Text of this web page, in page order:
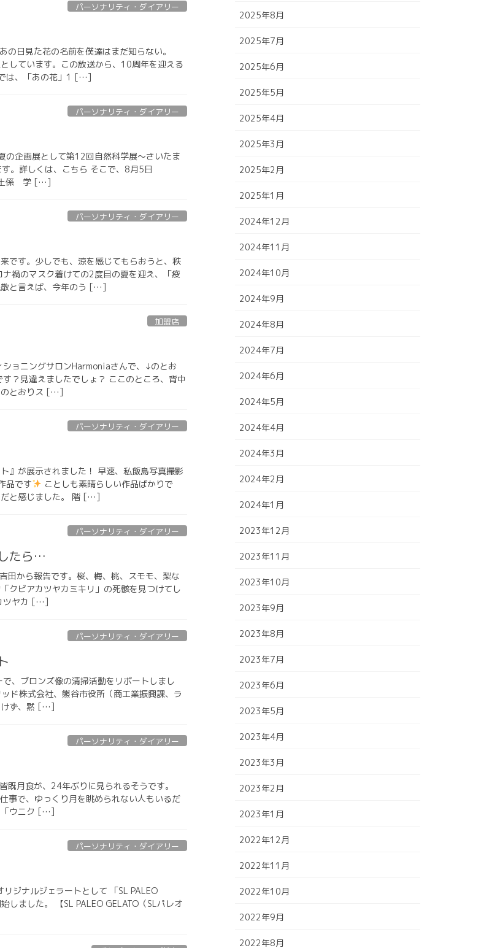
パーソナリティ・ダイアリー
日見た花の名前を僕達はまだ知らない。
しています。この放送から、10周年を迎える
は、「あの花」1 […]
パーソナリティ・ダイアリー
の企画展として第12回自然科学展～さいたま
。詳しくは、こちら そこで、8月5日
土係 学 […]
パーソナリティ・ダイアリー
です。少しでも、涼を感じてもらおうと、秩
禍のマスク着けての2度目の夏を迎え、「疫
散と言えば、今年のう […]
加盟店
ョニングサロンHarmoniaさんで、↓のとお
？見違えましたでしょ？ ここのところ、背中
のとおりス […]
パーソナリティ・ダイアリー
』が展示されました！ 早速、私飯島写真撮影
品です
ことしも素晴らしい作品ばかりで
だと感じました。 階 […]
パーソナリティ・ダイアリー
たら…
から報告です。桜、梅、桃、スモモ、梨な
クビアカツヤカミキリ」の死骸を見つけてし
ツヤカ […]
パーソナリティ・ダイアリー
、ブロンズ像の清掃活動をリポートしまし
ド株式会社、熊谷市役所（商工業振興課、ラ
けず、黙 […]
パーソナリティ・ダイアリー
月食が、24年ぶりに見られるそうです。
事で、ゆっくり月を眺められない人もいるだ
「ウニク […]
パーソナリティ・ダイアリー
ジナルジェラートとして 「SL PALEO
しました。 【SL PALEO GELATO（SLパレオ
2025年8月
2025年7月
2025年6月
2025年5月
2025年4月
2025年3月
2025年2月
2025年1月
2024年12月
2024年11月
2024年10月
2024年9月
2024年8月
2024年7月
2024年6月
2024年5月
2024年4月
2024年3月
2024年2月
2024年1月
2023年12月
2023年11月
2023年10月
2023年9月
2023年8月
2023年7月
2023年6月
2023年5月
2023年4月
2023年3月
2023年2月
2023年1月
2022年12月
2022年11月
2022年10月
2022年9月
2022年8月